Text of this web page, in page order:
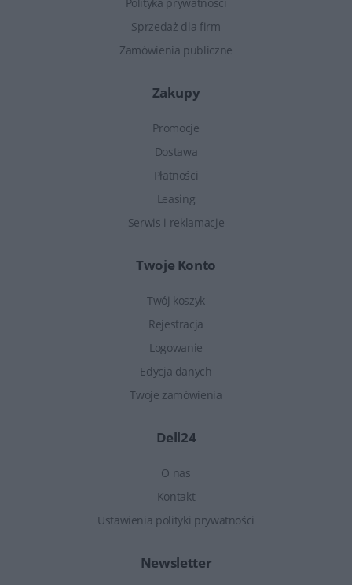
Sprzedaż dla firm
Zamówienia publiczne
Zakupy
Promocje
Dostawa
Płatności
Leasing
Serwis i reklamacje
Twoje Konto
Twój koszyk
Rejestracja
Logowanie
Edycja danych
Twoje zamówienia
Dell24
O nas
Kontakt
Ustawienia polityki prywatności
Newsletter